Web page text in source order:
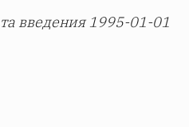
введения 1995-01-01